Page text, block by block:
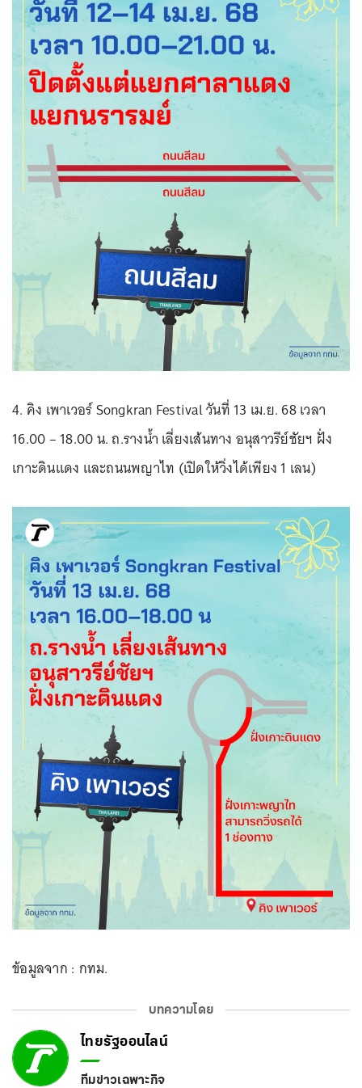
4. คิง เพาเวอร์ Songkran Festival วันที่ 13 เม.ย. 68 เวลา
16.00 – 18.00 น. ถ.รางน้ำ เลี่ยงเส้นทาง อนุสาวรีย์ชัยฯ ฝั่ง
เกาะดินแดง และถนนพญาไท (เปิดให้วิ่งได้เพียง 1 เลน)
ข้อมูลจาก : กทม.
บทความโดย
ไทยรัฐออนไลน์
ทีมข่าวเฉพาะกิจ